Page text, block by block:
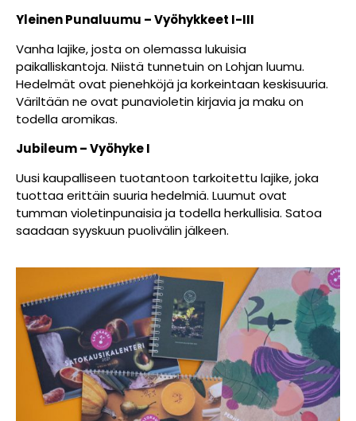
Yleinen Punaluumu – Vyöhykkeet I-III
Vanha lajike, josta on olemassa lukuisia
paikalliskantoja. Niistä tunnetuin on Lohjan luumu.
Hedelmät ovat pienehköjä ja korkeintaan keskisuuria.
Väriltään ne ovat punavioletin kirjavia ja maku on
todella aromikas.
Jubileum – Vyöhyke I
Uusi kaupalliseen tuotantoon tarkoitettu lajike, joka
tuottaa erittäin suuria hedelmiä. Luumut ovat
tumman violetinpunaisia ja todella herkullisia. Satoa
saadaan syyskuun puolivälin jälkeen.